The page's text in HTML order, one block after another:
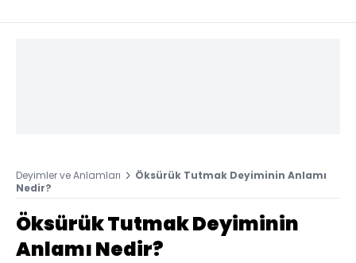
Deyimler ve Anlamları
Öksürük Tutmak Deyiminin Anlamı
Nedir?
Öksürük Tutmak Deyiminin
Anlamı Nedir?